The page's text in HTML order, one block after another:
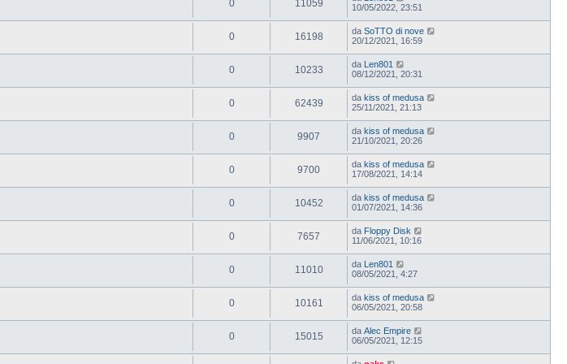
0 11059
10/05/2022, 23:51
0 16198 da SoTTO di nove
20/12/2021, 16:59
0 10233 da Len801
08/12/2021, 20:31
0 62439 da kiss of medusa
25/11/2021, 21:13
0 9907 da kiss of medusa
21/10/2021, 20:26
0 9700 da kiss of medusa
17/08/2021, 14:14
0 10452 da kiss of medusa
01/07/2021, 14:36
0 7657 da Floppy Disk
11/06/2021, 10:16
0 11010 da Len801
08/05/2021, 4:27
0 10161 da kiss of medusa
06/05/2021, 20:58
0 15015 da Alec Empire
06/05/2021, 12:15